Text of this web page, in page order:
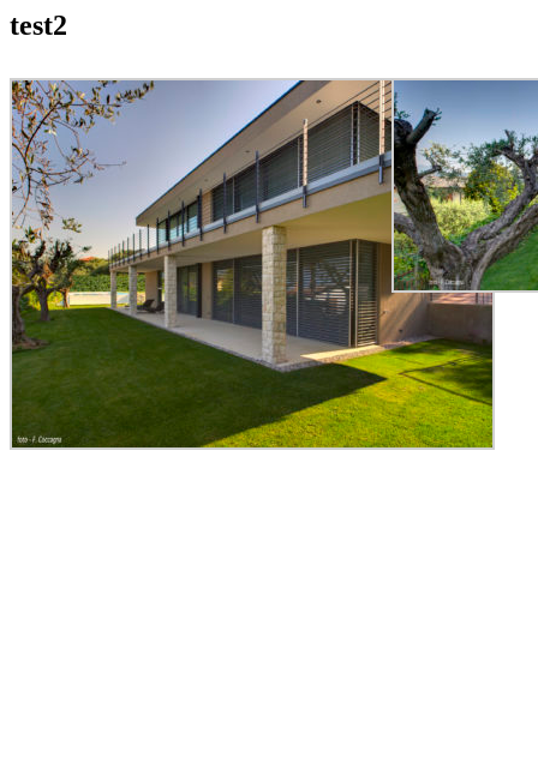
test2